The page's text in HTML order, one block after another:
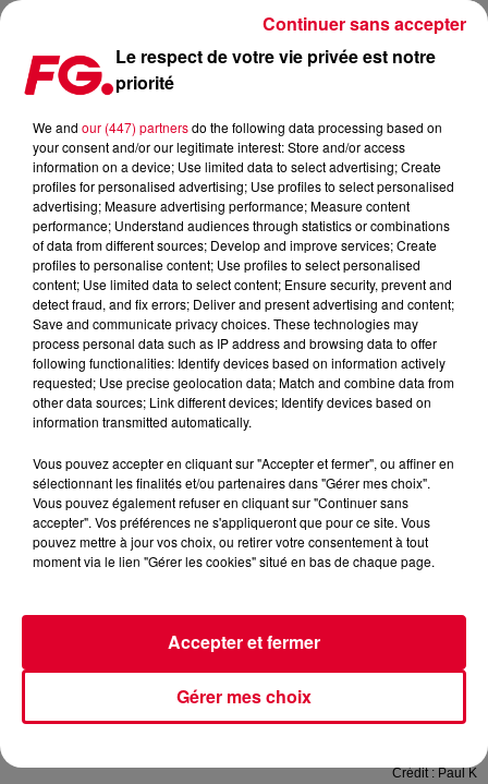
LA MUSIC STORY DU JOUR : PAUL KALKBRENNER
Publié : 23 octobre 2025 à 11h34 par
Christophe HUBERT
Crédit : Paul K
Le respect de votre vie privée est notre
priorité
We and our (447) partnersdo the following data processing based on
your consent and/or our legitimate interest: Store and/or access
information on a device; Use limited data to select advertising; Create
profiles for personalised advertising; Use profiles to select personalised
advertising; Measure advertising performance; Measure content
performance; Understand audiences through statistics or combinations
of data from different sources; Develop and improve services; Create
profiles to personalise content; Use profiles to select personalised
content; Use limited data to select content; Ensure security, prevent and
detect fraud, and fix errors; Deliver and present advertising and content;
Save and communicate privacy choices. These technologies may
process personal data such as IP address and browsing data to offer
following functionalities: Identify devices based on information actively
requested; Use precise geolocation data; Match and combine data from
other data sources; Link different devices; Identify devices based on
information transmitted automatically.
Vous pouvez accepter en cliquant sur "Accepter et fermer", ou affiner en
sélectionnant les finalités et/ou partenaires dans "Gérer mes choix".
Vous pouvez également refuser en cliquant sur "Continuer sans
accepter". Vos préférences ne s'appliqueront que pour ce site. Vous
pouvez mettre à jour vos choix, ou retirer votre consentement à tout
moment via le lien "Gérer les cookies" situé en bas de chaque page.
Gérer mes choix
Accepter et fermer
Continuer sans accepter